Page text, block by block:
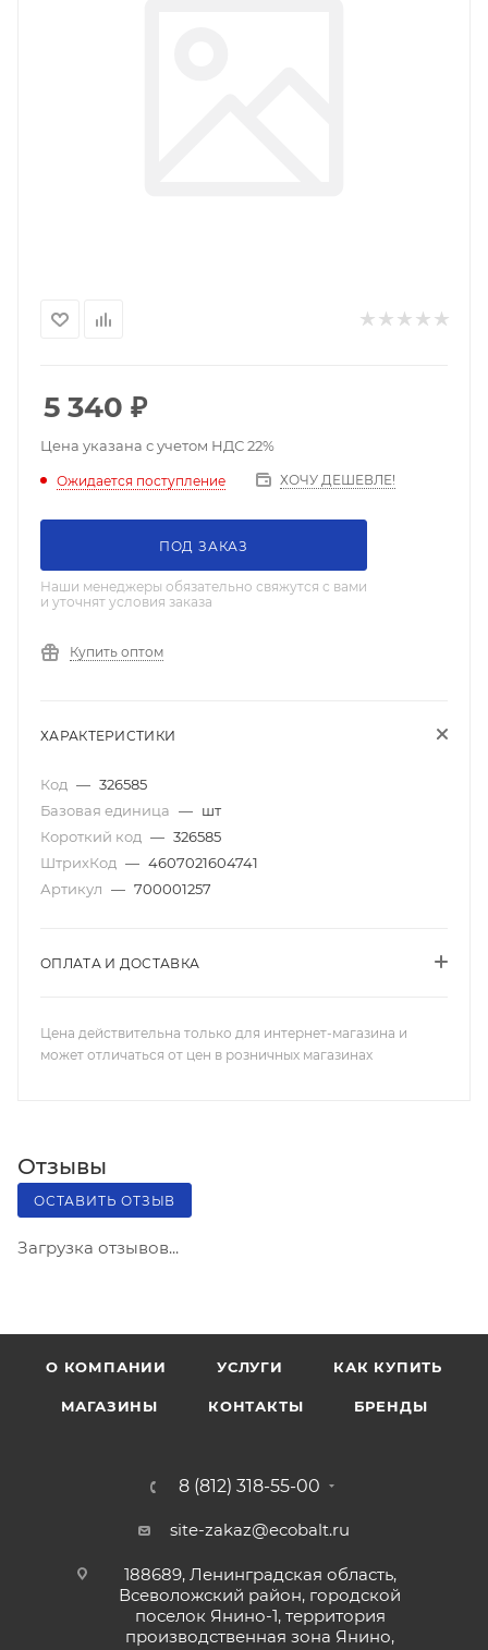
5 340 ₽
Цена указана с учетом НДС 22%
Ожидается поступление ХОЧУ ДЕШЕВЛЕ!
ПОД ЗАКАЗ
Наши менеджеры обязательно свяжутся с вами
и уточнят условия заказа
Купить оптом
ХАРАКТЕРИСТИКИ
Код — 326585
Базовая единица — шт
Короткий код — 326585
ШтрихКод — 4607021604741
Артикул — 700001257
ОПЛАТА И ДОСТАВКА
Цена действительна только для интернет-магазина и
может отличаться от цен в розничных магазинах
Отзывы
ОСТАВИТЬ ОТЗЫВ
Загрузка отзывов...
О КОМПАНИИ УСЛУГИ КАК КУПИТЬ
МАГАЗИНЫ КОНТАКТЫ БРЕНДЫ
8 (812) 318-55-00
site-zakaz@ecobalt.ru
188689, Ленинградская область,
Всеволожский район, городской
поселок Янино-1, территория
производственная зона Янино,